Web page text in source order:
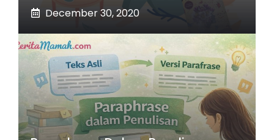
December 30, 2020